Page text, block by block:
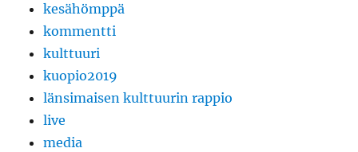
kesähömppä
kommentti
kulttuuri
kuopio2019
länsimaisen kulttuurin rappio
live
media